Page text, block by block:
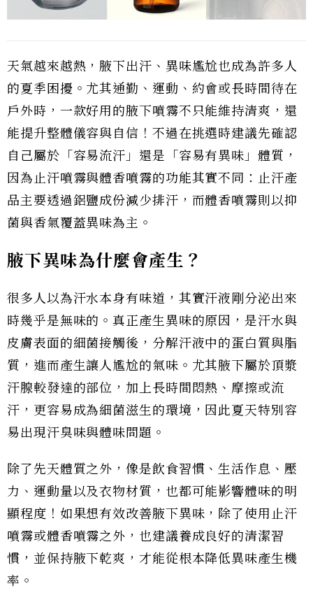
天氣越來越熱，腋下出汗、異味尷尬也成為許多人
的夏季困擾。尤其通勤、運動、約會或長時間待在
戶外時，一款好用的腋下噴霧不只能維持清爽，還
能提升整體儀容與自信！不過在挑選時建議先確認
自己屬於「容易流汗」還是「容易有異味」體質，
因為止汗噴霧與體香噴霧的功能其實不同：止汗產
品主要透過鋁鹽成份減少排汗，而體香噴霧則以抑
菌與香氣覆蓋異味為主。
腋下異味為什麼會產生？
很多人以為汗水本身有味道，其實汗液剛分泌出來
時幾乎是無味的。真正產生異味的原因，是汗水與
皮膚表面的細菌接觸後，分解汗液中的蛋白質與脂
質，進而產生讓人尷尬的氣味。尤其腋下屬於頂漿
汗腺較發達的部位，加上長時間悶熱、摩擦或流
汗，更容易成為細菌滋生的環境，因此夏天特別容
易出現汗臭味與體味問題。
除了先天體質之外，像是飲食習慣、生活作息、壓
力、運動量以及衣物材質，也都可能影響體味的明
顯程度！如果想有效改善腋下異味，除了使用止汗
噴霧或體香噴霧之外，也建議養成良好的清潔習
慣，並保持腋下乾爽，才能從根本降低異味產生機
率。